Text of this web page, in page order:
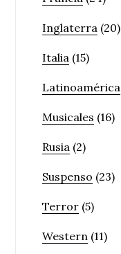
Inglaterra (20)
Italia (15)
Latinoamérica
Musicales (16)
Rusia (2)
Suspenso (23)
Terror (5)
Western (11)